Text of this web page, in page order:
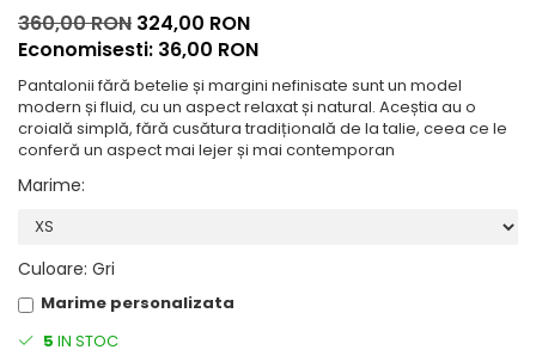
360,00 RON 324,00 RON
Economisesti: 36,00 RON
Pantalonii fără betelie și margini nefinisate sunt un model
modern și fluid, cu un aspect relaxat și natural. Aceștia au o
croială simplă, fără cusătura tradițională de la talie, ceea ce le
conferă un aspect mai lejer și mai contemporan
Marime:
Culoare: Gri
Marime personalizata
5 IN STOC